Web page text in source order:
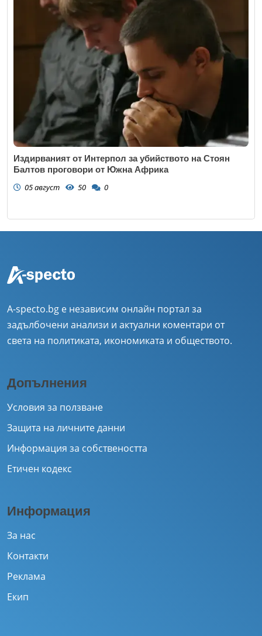
Издирваният от Интерпол за убийството на Стоян
Балтов проговори от Южна Африка
05 август 50 0
A-specto.bg е независим онлайн портал за
задълбочени анализи и актуални коментари от
света на политиката, икономиката и обществото.
Допълнения
Условия за ползване
Защита на личните данни
Информация за собствеността
Етичен кодекс
Информация
За нас
Контакти
Реклама
Екип